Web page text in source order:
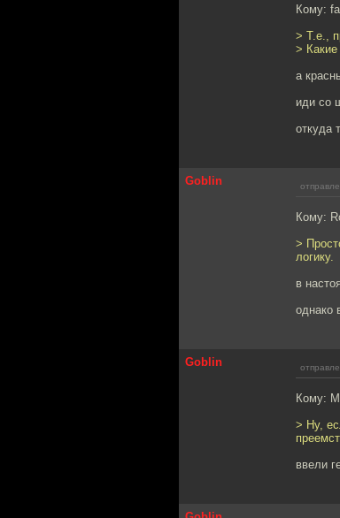
Кому:
> Т.е.,
>
а
иди со
откуда
Goblin
Кому:
>
логику.
в
однако
Goblin
Кому:
> Ну,
ввели